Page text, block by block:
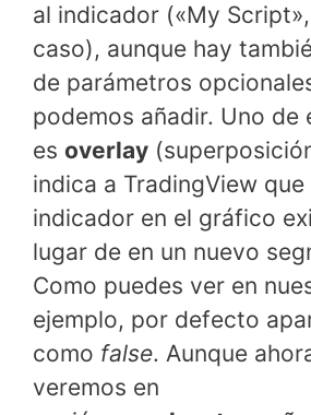
al indicador («My
caso), aunque hay
de parámetros
podemos añadir. Uno de
es overlay
indica a TradingView
indicador en el gráfico
lugar de en un nuevo
Como puedes ver en
ejemplo, por defecto
como false. Aunque
veremos en